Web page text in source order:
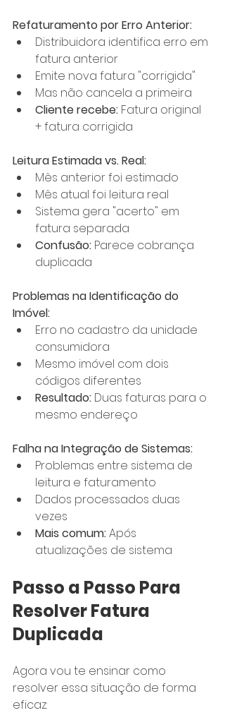
Refaturamento por Erro Anterior:
Distribuidora identifica erro em
fatura anterior
Emite nova fatura "corrigida"
Mas não cancela a primeira
Cliente recebe: Fatura original
+ fatura corrigida
Leitura Estimada vs. Real:
Mês anterior foi estimado
Mês atual foi leitura real
Sistema gera "acerto" em
fatura separada
Confusão: Parece cobrança
duplicada
Problemas na Identificação do
Imóvel:
Erro no cadastro da unidade
consumidora
Mesmo imóvel com dois
códigos diferentes
Resultado: Duas faturas para o
mesmo endereço
Falha na Integração de Sistemas:
Problemas entre sistema de
leitura e faturamento
Dados processados duas
vezes
Mais comum: Após
atualizações de sistema
Passo a Passo Para
Resolver Fatura
Duplicada
Agora vou te ensinar como
resolver essa situação de forma
eficaz: